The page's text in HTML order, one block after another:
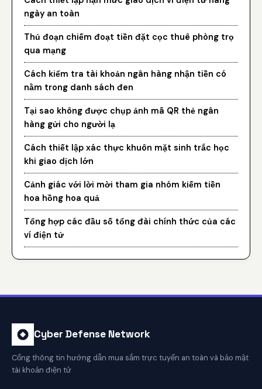
ngày an toàn
Thủ đoạn chiếm đoạt tiền đặt cọc thuê phòng trọ
qua mạng
Cách kiểm tra tài khoản ngân hàng nhận tiền có
nằm trong danh sách đen
Tại sao không được chụp ảnh mã QR thẻ ngân
hàng gửi cho người lạ
Cách thiết lập xác thực khuôn mặt sinh trắc học
khi giao dịch lớn
Cảnh giác với lời mời tham gia nhóm kiếm tiền
hoa hồng hoa quả
Tổng hợp các đầu số tổng đài chính thức của các
ví điện tử
Cyber Defense Network
Cổng thông tin hướng dẫn mua sắm trực tuyến an toàn và bảo mật
tài khoản điện tử